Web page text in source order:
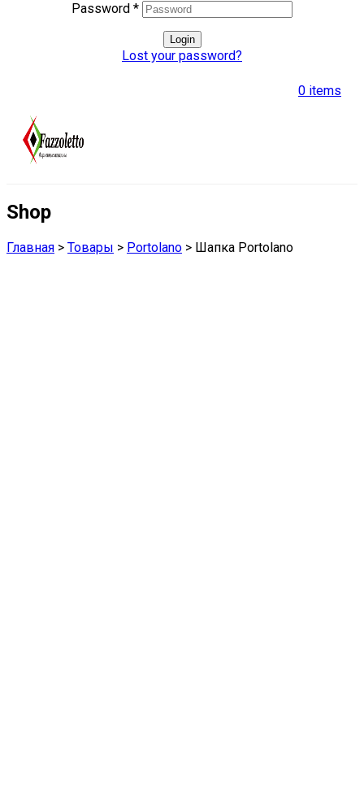
Password *
Login
Lost your password?
0 items
Shop
Главная > Товары > Portolano > Шапка Portolano